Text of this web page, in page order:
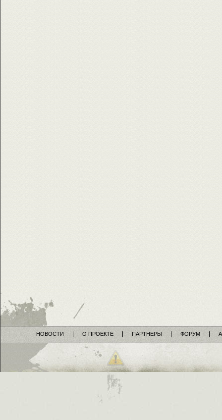
НОВОСТИ О ПРОЕКТЕ ПАРТНЕРЫ ФОРУМ